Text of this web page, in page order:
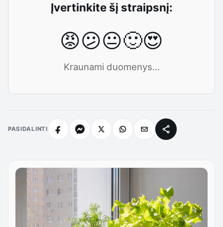
Įvertinkite šį straipsnį:
😡😕😐🙂😍
Kraunami duomenys...
PASIDALINTI